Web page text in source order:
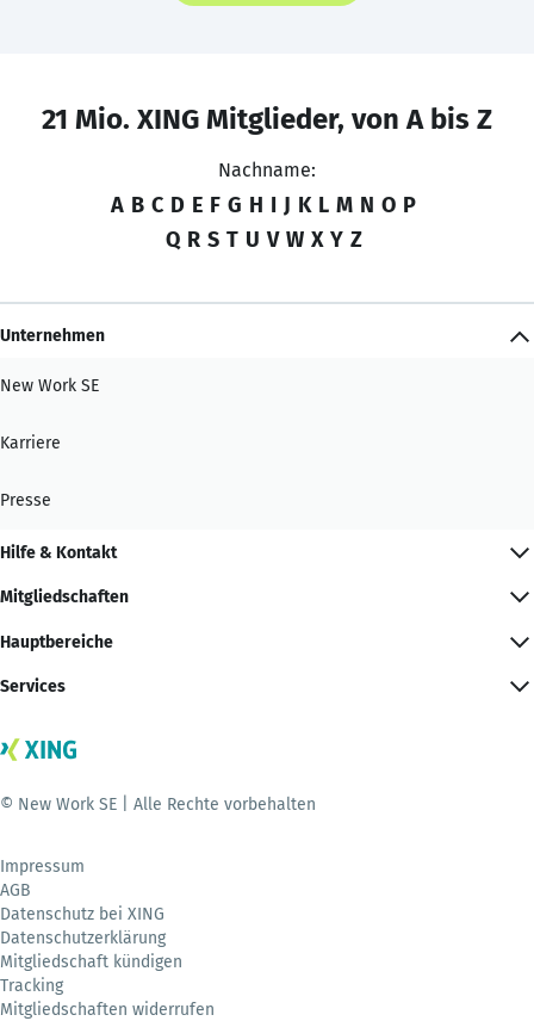
21 Mio. XING Mitglieder, von A bis Z
Nachname:
A B C D E F G H I J K L M N O P
Q R S T U V W X Y Z
Unternehmen
New Work SE
Karriere
Presse
Hilfe & Kontakt
Mitgliedschaften
Hauptbereiche
Services
© New Work SE | Alle Rechte vorbehalten
Impressum
AGB
Datenschutz bei XING
Datenschutzerklärung
Mitgliedschaft kündigen
Tracking
Mitgliedschaften widerrufen